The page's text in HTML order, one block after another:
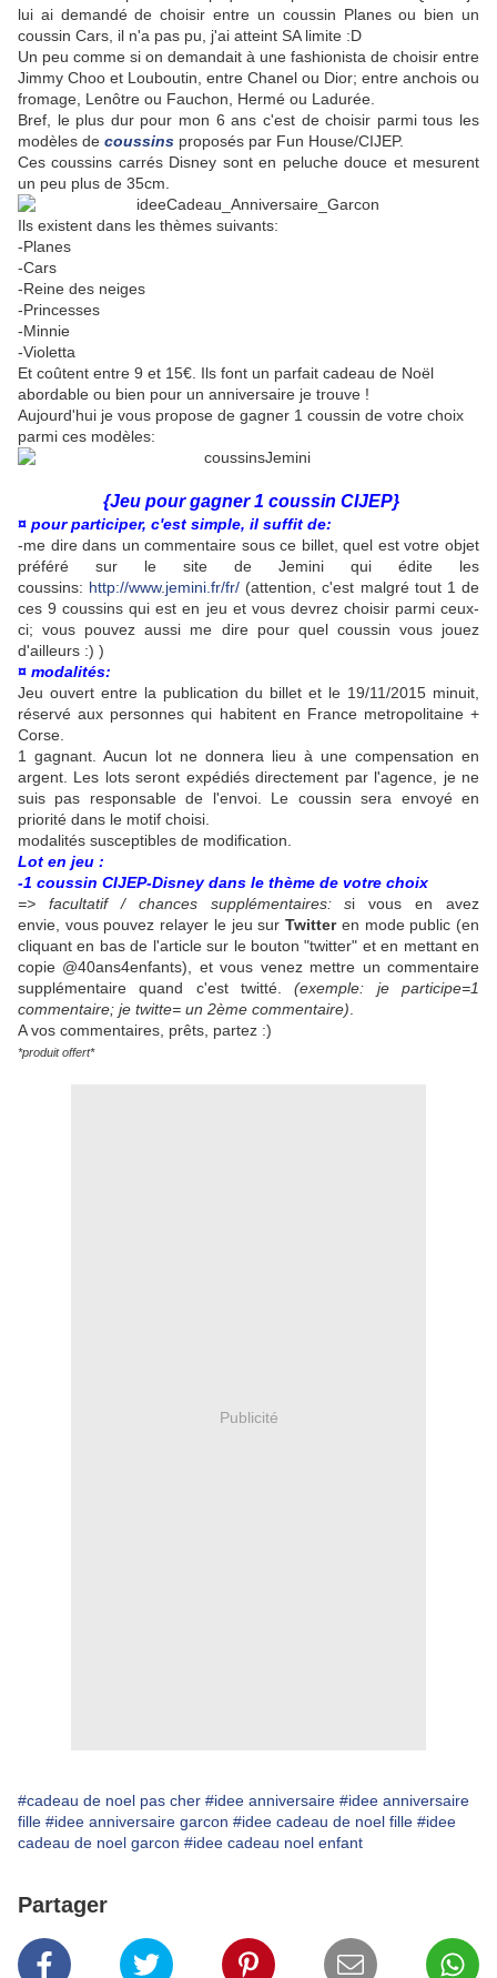
lui ai demandé de choisir entre un coussin Planes ou bien un
coussin Cars, il n'a pas pu, j'ai atteint SA limite :D
Un peu comme si on demandait à une fashionista de choisir entre
Jimmy Choo et Louboutin, entre Chanel ou Dior; entre anchois ou
fromage, Lenôtre ou Fauchon, Hermé ou Ladurée.
Bref, le plus dur pour mon 6 ans c'est de choisir parmi tous les
modèles de coussins proposés par Fun House/CIJEP.
Ces coussins carrés Disney sont en peluche douce et mesurent
un peu plus de 35cm.
Ils existent dans les thèmes suivants:
-Planes
-Cars
-Reine des neiges
-Princesses
-Minnie
-Violetta
Et coûtent entre 9 et 15€. Ils font un parfait cadeau de Noël
abordable ou bien pour un anniversaire je trouve !
Aujourd'hui je vous propose de gagner 1 coussin de votre choix
parmi ces modèles:
{Jeu pour gagner 1 coussin CIJEP}
¤ pour participer, c'est simple, il suffit de:
-me dire dans un commentaire sous ce billet, quel est votre objet
préféré sur le site de Jemini qui édite les
coussins: http://www.jemini.fr/fr/ (attention, c'est malgré tout 1 de
ces 9 coussins qui est en jeu et vous devrez choisir parmi ceux-
ci; vous pouvez aussi me dire pour quel coussin vous jouez
d'ailleurs :) )
¤ modalités:
Jeu ouvert entre la publication du billet et le 19/11/2015 minuit,
réservé aux personnes qui habitent en France metropolitaine +
Corse.
1 gagnant. Aucun lot ne donnera lieu à une compensation en
argent. Les lots seront expédiés directement par l'agence, je ne
suis pas responsable de l'envoi. Le coussin sera envoyé en
priorité dans le motif choisi.
modalités susceptibles de modification.
Lot en jeu :
-1 coussin CIJEP-Disney dans le thème de votre choix
=> facultatif / chances supplémentaires: si vous en avez
envie, vous pouvez relayer le jeu surTwitteren mode public (en
cliquant en bas de l'article sur le bouton "twitter" et en mettant en
copie @40ans4enfants), et vous venez mettre un commentaire
supplémentaire quand c'est twitté.(exemple: je participe=1
commentaire; je twitte= un 2ème commentaire)
A vos commentaires, prêts, partez :)
*produit offert*
Publicité
#cadeau de noel pas cher #idee anniversaire #idee anniversaire
fille #idee anniversaire garcon #idee cadeau de noel fille #idee
cadeau de noel garcon #idee cadeau noel enfant
Partager